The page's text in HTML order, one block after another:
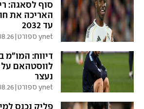
סוף לסאגה:
האריכה את
עד 2032
ynet ספורט |
דיווח: המו"מ
לווסטהאם על
נעצר
ynet ספורט |
פליק נכנס